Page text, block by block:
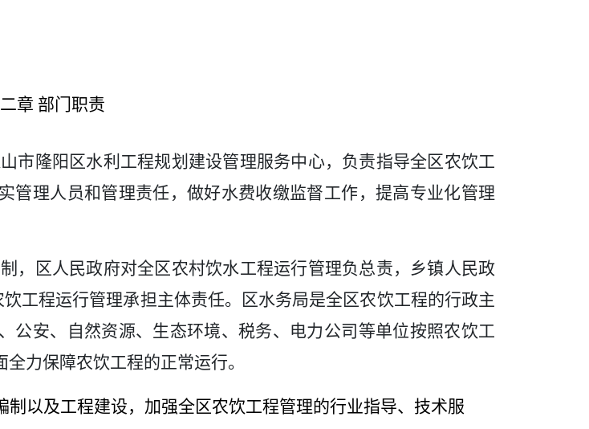
章 部门职责
市隆阳区水利工程规划建设管理服务中心，负责指导全区农饮工
管理人员和管理责任，做好水费收缴监督工作，提高专业化管理
，区人民政府对全区农村饮水工程运行管理负总责， 乡镇人民政
饮工程运行管理承担主体责任。区水务局是全区农饮工程的行政主
公安、自然资源、生态环境、税务、电力公司等单位按照农饮工
力保障农饮工程的正常运行。
制以及工程建设，加强全区农饮工程管理的行业指导、技术服